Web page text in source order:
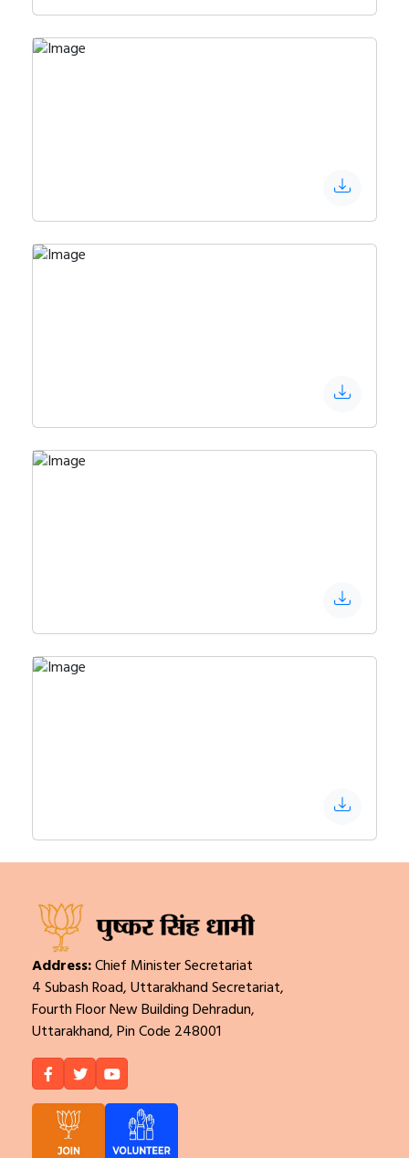
Address:Chief Minister Secretariat
4 Subash Road, Uttarakhand Secretariat,
Fourth Floor New Building Dehradun,
Uttarakhand, Pin Code 248001